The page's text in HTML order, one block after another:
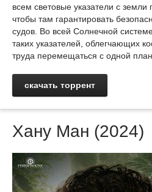
всем световые указатели с земли
чтобы там гарантировать
судов. Во всей Солнечной
таких указателей, облегчающих
труда перемещаться с одной
скачать торрент
Хану Ман (2024)